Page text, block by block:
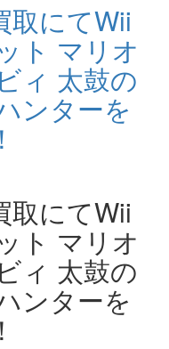
取にてWii
ト マリオ
ィ 太鼓の
ンターを
取にてWii
ト マリオ
ィ 太鼓の
ンターを